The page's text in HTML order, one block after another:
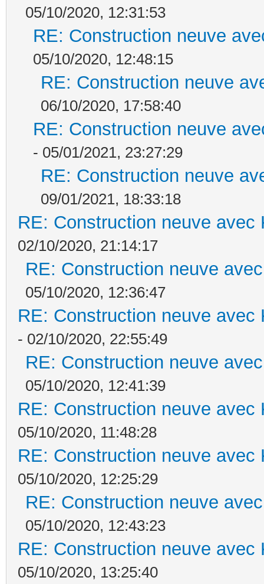
05/10/2020, 12:31:53
RE: Construction neuve
05/10/2020, 12:48:15
RE: Construction neuve
06/10/2020, 17:58:40
RE: Construction neuve
- 05/01/2021, 23:27:29
RE: Construction neuve
09/01/2021, 18:33:18
RE: Construction neuve avec
02/10/2020, 21:14:17
RE: Construction neuve
05/10/2020, 12:36:47
RE: Construction neuve avec
- 02/10/2020, 22:55:49
RE: Construction neuve
05/10/2020, 12:41:39
RE: Construction neuve avec
05/10/2020, 11:48:28
RE: Construction neuve avec
05/10/2020, 12:25:29
RE: Construction neuve
05/10/2020, 12:43:23
RE: Construction neuve avec
05/10/2020, 13:25:40